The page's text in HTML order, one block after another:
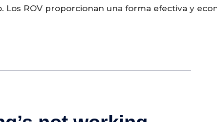
Los ROV proporcionan una forma efectiva y